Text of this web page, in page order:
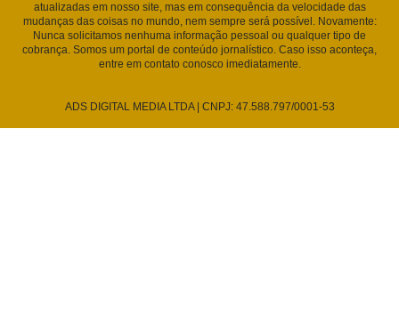
atualizadas em nosso site, mas em consequência da velocidade das
mudanças das coisas no mundo, nem sempre será possível. Novamente:
Nunca solicitamos nenhuma informação pessoal ou qualquer tipo de
cobrança. Somos um portal de conteúdo jornalístico. Caso isso aconteça,
entre em contato conosco imediatamente.
ADS DIGITAL MEDIA LTDA | CNPJ: 47.588.797/0001-53